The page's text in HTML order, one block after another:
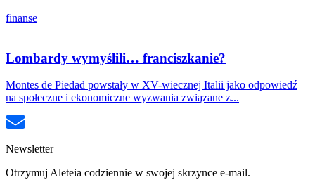
finanse
Lombardy wymyślili… franciszkanie?
Montes de Piedad powstały w XV-wiecznej Italii jako odpowiedź
na społeczne i ekonomiczne wyzwania związane z...
Newsletter
Otrzymuj Aleteia codziennie w swojej skrzynce e-mail.